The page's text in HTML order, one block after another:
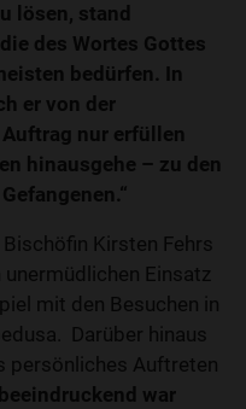
lösen, stand
des Wortes Gottes
bedürfen. In
er von der
nur erfüllen
hinausgehe – zu den
Kirsten Fehrs
unermüdlichen Einsatz
mit den Besuchen in
Darüber hinaus
persönliches Auftreten
war